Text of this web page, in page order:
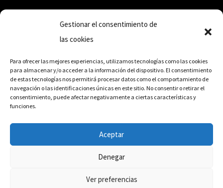
Gestionar el consentimiento de
las cookies
Para ofrecer las mejores experiencias, utilizamos tecnologías como las cookies
para almacenar y/o acceder a la información del dispositivo. El consentimiento
de estas tecnologías nos permitirá procesar datos como el comportamiento de
navegación o las identificaciones únicas en este sitio. No consentir o retirar el
consentimiento, puede afectar negativamente a ciertas características y
funciones.
Aceptar
Denegar
Ver preferencias
+52 811.499.5638
RED DE DISTRIBUCIÓN
Distribuidores en México y Octaedro internacional
© Editorial Octaedro, 2026